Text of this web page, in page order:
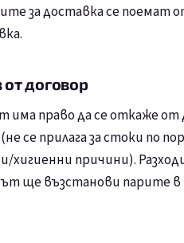
за доставка се поемат
от договор
има право да се откаже
се прилага за стоки по
хигиенни причини).
ще възстанови парите